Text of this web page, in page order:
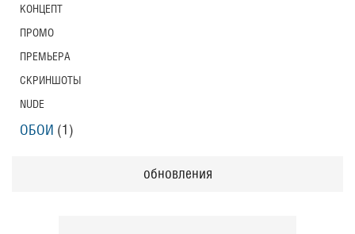
КОНЦЕПТ
ПРОМО
ПРЕМЬЕРА
СКРИНШОТЫ
NUDE
ОБОИ (1)
обновления